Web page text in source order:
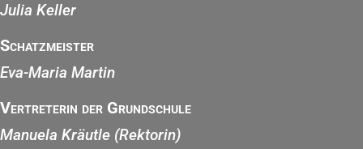
Julia Keller
Schatzmeister
Eva-Maria Martin
Vertreterin der Grundschule
Manuela Kräutle (Rektorin)